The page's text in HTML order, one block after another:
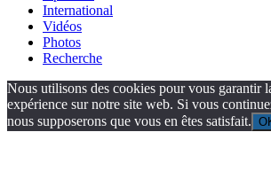
International
Vidéos
Photos
Recherche
Nous utilisons des cookies pour vous garantir
expérience sur notre site web. Si vous
nous supposerons que vous en êtes satisfait.